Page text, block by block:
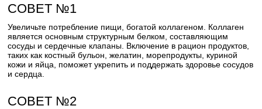
СОВЕТ №1
Увеличьте потребление пищи, богатой коллагеном. Коллаген
является основным структурным белком, составляющим
сосуды и сердечные клапаны. Включение в рацион продуктов,
таких как костный бульон, желатин, морепродукты, куриной
кожи и яйца, поможет укрепить и поддержать здоровье сосудов
и сердца.
СОВЕТ №2